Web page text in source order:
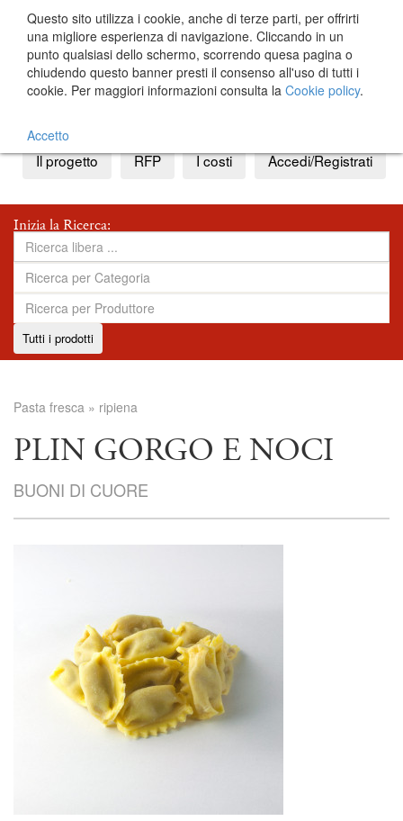
Il progetto RFP I costi Accedi/Registrati
Inizia la Ricerca:
Tutti i prodotti
Pasta fresca » ripiena
PLIN GORGO E NOCI
BUONI DI CUORE
Questo sito utilizza i cookie, anche di terze parti, per offrirti
una migliore esperienza di navigazione. Cliccando in un
punto qualsiasi dello schermo, scorrendo quesa pagina o
chiudendo questo banner presti il consenso all'uso di tutti i
cookie. Per maggiori informazioni consulta la Cookie policy.
Accetto